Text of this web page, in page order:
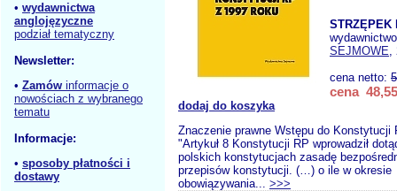
• wydawnictwa
anglojęzyczne
podział tematyczny
Newsletter:
• Zamów informacje o
nowościach z wybranego
tematu
Informacje:
• sposoby płatności i
dostawy
STRZĘPEK
SEJMOWE,
cena netto:
cena
dodaj do koszyka
Znaczenie prawne Wstępu do Konstytucji
"Artykuł 8 Konstytucji RP wprowadził
polskich konstytucjach zasadę
przepisów konstytucji. (…) o ile w okresie
obowiązywania... >>>